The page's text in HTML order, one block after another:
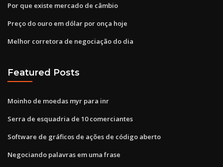
Por que existe mercado de câmbio
Preço do ouro em dólar por onça hoje
Melhor corretora de negociação do dia
Featured Posts
Moinho de moedas myr para inr
Serra de esquadria de 10 comerciantes
Software de gráficos de ações de código aberto
Negociando palavras em uma frase